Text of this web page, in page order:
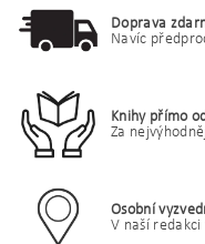
Doprava
Navíc
Knihy přímo
Za
Osobní
V naší redakci